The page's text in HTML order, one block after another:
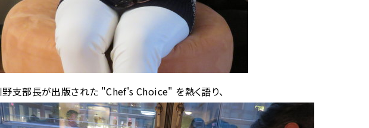
支部長が出版された "Chef's Choice" を熱く語り、